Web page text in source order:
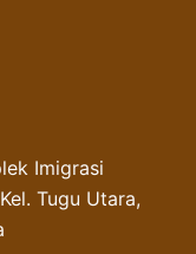
Imigrasi
Tugu Utara,